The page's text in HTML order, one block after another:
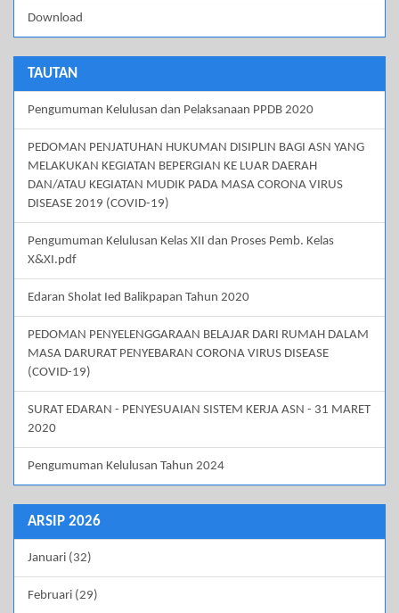
Download
TAUTAN
Pengumuman Kelulusan dan Pelaksanaan PPDB 2020
PEDOMAN PENJATUHAN HUKUMAN DISIPLIN BAGI ASN YANG
MELAKUKAN KEGIATAN BEPERGIAN KE LUAR DAERAH
DAN/ATAU KEGIATAN MUDIK PADA MASA CORONA VIRUS
DISEASE 2019 (COVID-19)
Pengumuman Kelulusan Kelas XII dan Proses Pemb. Kelas
X&XI.pdf
Edaran Sholat Ied Balikpapan Tahun 2020
PEDOMAN PENYELENGGARAAN BELAJAR DARI RUMAH DALAM
MASA DARURAT PENYEBARAN CORONA VIRUS DISEASE
(COVID-19)
SURAT EDARAN - PENYESUAIAN SISTEM KERJA ASN - 31 MARET
2020
Pengumuman Kelulusan Tahun 2024
ARSIP 2026
Januari (32)
Februari (29)